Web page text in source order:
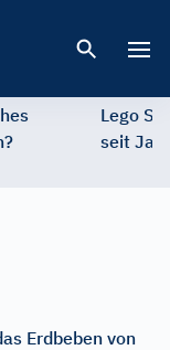
Lego
seit
Erdbeben von